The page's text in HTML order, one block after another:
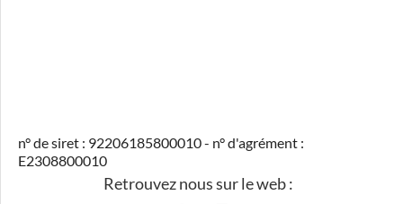
n° de siret : 92206185800010 - n° d'agrément :
E2308800010
Retrouvez nous sur le web :